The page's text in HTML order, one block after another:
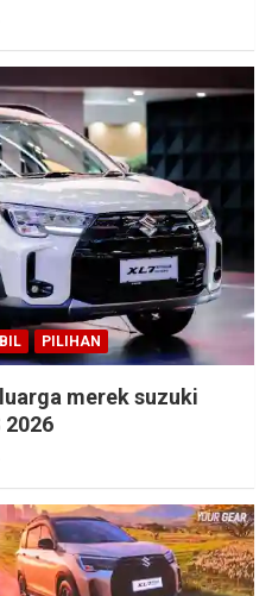
PILIHAN
merek suzuki